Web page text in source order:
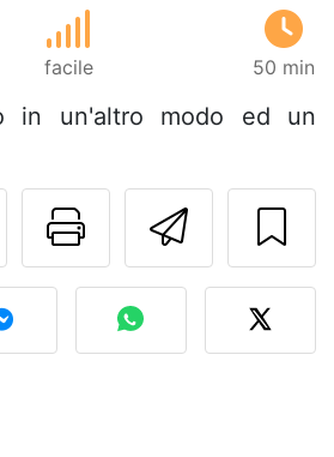
facile 50 min
in un'altro modo ed un
Invia
Stampa la
Contatta l'autore
la foto di